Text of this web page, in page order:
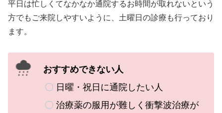
平日は忙しくてなかなか通院するお時間が取れないという
方でもご来院しやすいように、土曜日の診療も行っており
ます。
おすすめできない人
〇 日曜・祝日に通院したい人
〇 治療薬の服用が難しく衝撃波治療が